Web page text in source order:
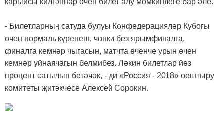
карыйсы килгәннәр өчен билет алу мөмкинлеге бар әле.
- Билетларның сатуда булуы Конфедерацияләр Кубогы
өчен нормаль күренеш, чөнки без ярымфиналга,
финалга кемнәр чыгасын, матчта өченче урын өчен
кемнәр уйнаячагын белмибез. Ләкин билетлар йөз
процент сатылып бетәчәк, - ди «Россия - 2018» оештыру
комитеты җитәкчесе Алексей Сорокин.